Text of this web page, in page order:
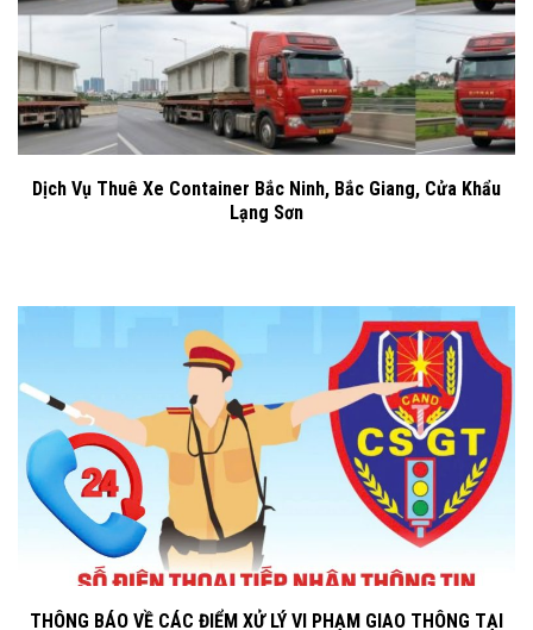
Dịch Vụ Thuê Xe Container Bắc Ninh, Bắc Giang, Cửa Khẩu
Lạng Sơn
THÔNG BÁO VỀ CÁC ĐIỂM XỬ LÝ VI PHẠM GIAO THÔNG TẠI